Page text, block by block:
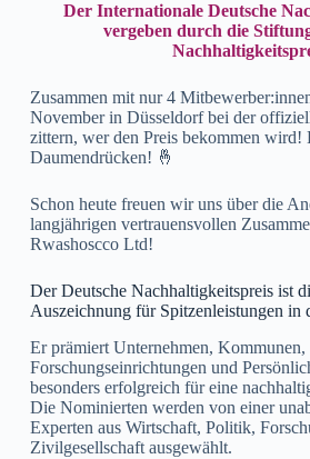
Der Internationale Deutsche
vergeben durch die
Zusammen mit nur 4
November in Düsseldorf bei der
zittern, wer den Preis bekommen wird!
Daumendrücken! 🤞
Schon heute freuen wir uns über die
langjährigen vertrauensvollen
Rwashoscco Ltd!
Der Deutsche Nachhaltigkeitspreis ist
Auszeichnung für Spitzenleistungen in
Er prämiert Unternehmen, Kommunen,
Forschungseinrichtungen und
besonders erfolgreich für eine
Die Nominierten werden von einer
Experten aus Wirtschaft, Politik,
Zivilgesellschaft ausgewählt.